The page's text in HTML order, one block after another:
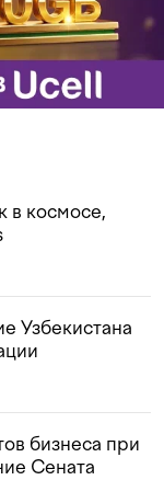
в космосе,
Узбекистана
бизнеса при
Сената